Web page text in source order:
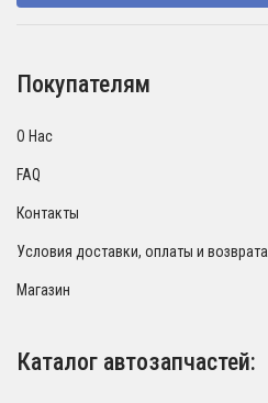
Покупателям
О Нас
FAQ
Контакты
Условия доставки, оплаты и возврата
Магазин
Каталог автозапчастей: